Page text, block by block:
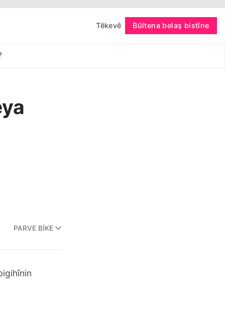
Têkevê Bûltena belaş bistîne
bişopîne
PARVE BIKE